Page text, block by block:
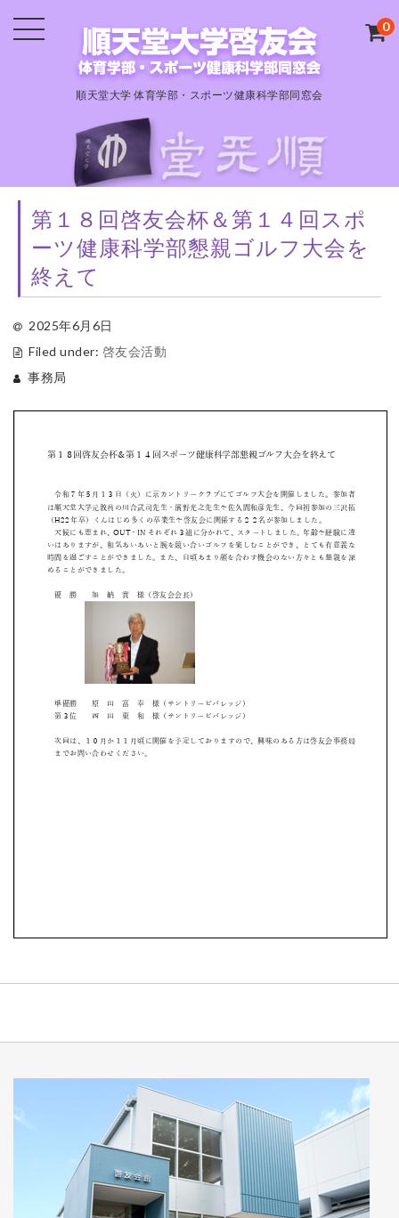
順天堂大学 体育学部・スポーツ健康科学部同窓会
0
第１８回啓友会杯＆第１４回スポ
ーツ健康科学部懇親ゴルフ大会を
終えて
2025年6月6日
Filed under: 啓友会活動
事務局